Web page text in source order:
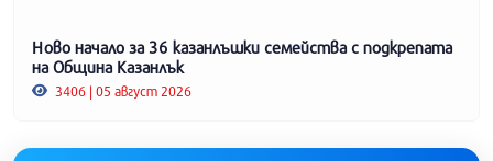
Ново начало за 36 казанлъшки семейства с подкрепата
на Община Казанлък
3406 | 05 август 2026